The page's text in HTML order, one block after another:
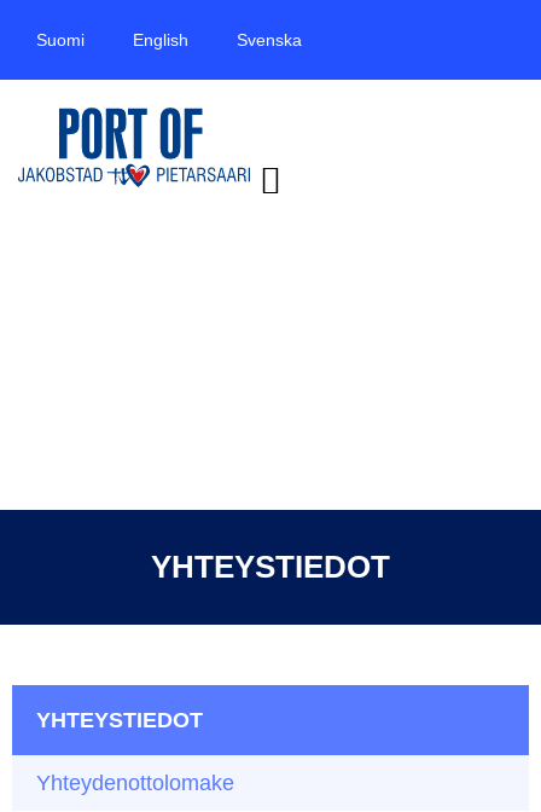
Suomi English Svenska
YHTEYSTIEDOT
YHTEYSTIEDOT
Yhteydenottolomake